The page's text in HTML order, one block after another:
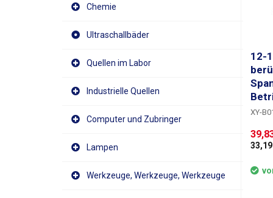
Chemie
Ultraschallbäder
Quellen im Labor
Industrielle Quellen
Computer und Zubringer
Lampen
Werkzeuge, Werkzeuge, Werkzeuge
12-
XY-
12-
und